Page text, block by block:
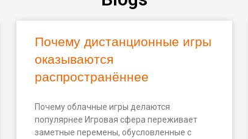
Почему дистанционные игры
оказываются
распространённее
Почему облачные игры делаются
популярнее Игровая сфера переживает
заметные перемены, обусловленные с